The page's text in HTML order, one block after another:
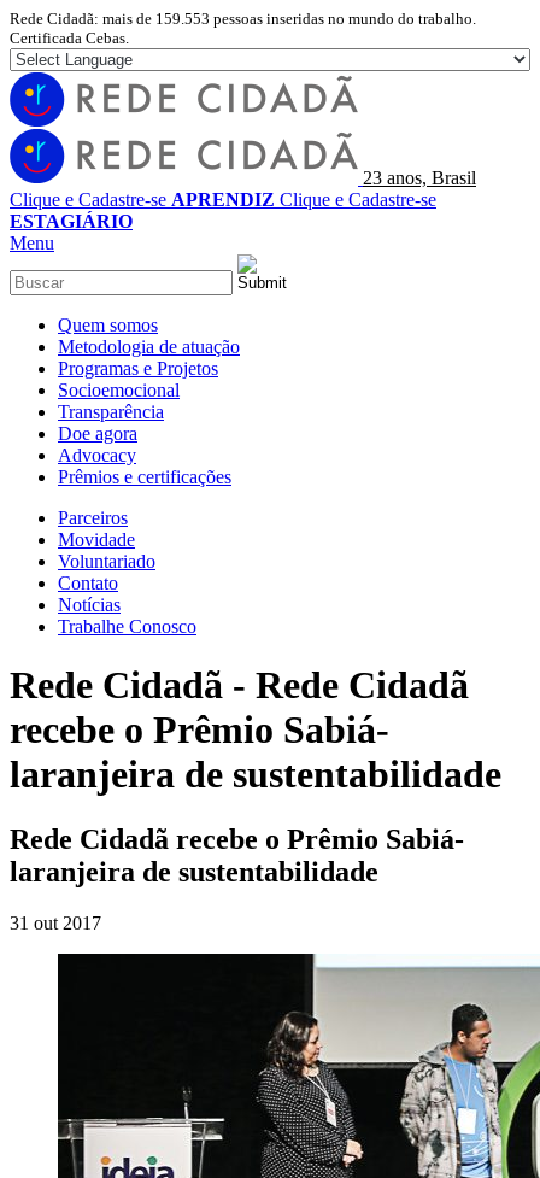
Rede Cidadã: mais de 159.553 pessoas inseridas no mundo do trabalho.
Certificada Cebas.
23 anos, Brasil
Clique e Cadastre-se APRENDIZ Clique e Cadastre-se
ESTAGIÁRIO
Menu
Quem somos
Metodologia de atuação
Programas e Projetos
Socioemocional
Transparência
Doe agora
Advocacy
Prêmios e certificações
Parceiros
Movidade
Voluntariado
Contato
Notícias
Trabalhe Conosco
Rede Cidadã - Rede Cidadã
recebe o Prêmio Sabiá-
laranjeira de sustentabilidade
Rede Cidadã recebe o Prêmio Sabiá-
laranjeira de sustentabilidade
31 out 2017